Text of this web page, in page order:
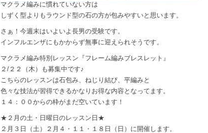
マクラメ編みに慣れていない方は
しずく型よりもラウンド型の石の方が包みやすいと思います。
さぁ！今週末はいよいよ長男の受験です。
インフルエンザにもかからず無事に迎えられそうです。
マクラメ編み特別レッスン『フレーム編みブレスレット』
２/２２（木）も募集中です♪
こちらのレッスンは石包み、ねじり結び、平編みと
色々な技法が習得できるかなりお得な内容となってます。
１４：００からの枠がまだ空いています！
★２月の土・日曜日のレッスン日★
２月３日（土）２月４・１１・１８日（日）に開催します。